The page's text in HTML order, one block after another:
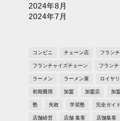
2024年8月
2024年7月
コンビニ チェーン店 フラン
フランチャイズチェーン フラン
ラーメン ラーメン屋 ロイヤ
初期費用 加盟 加盟店 加
塾 失敗 学習塾 完全ガイド
店舗経営 店舗 集客 店舗集客